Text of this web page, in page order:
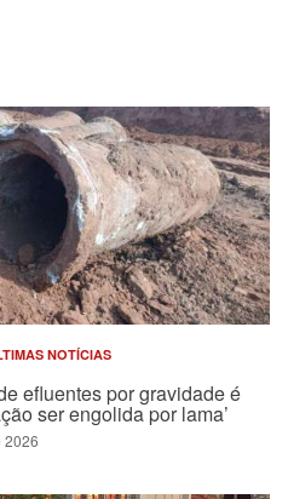
NOTÍCIAS
efluentes por gravidade é
ser engolida por lama’
2026